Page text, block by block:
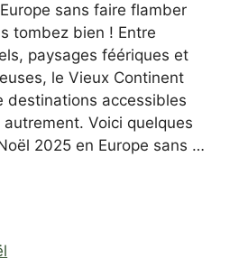
sans faire flamber
tombez bien ! Entre
paysages féériques et
le Vieux Continent
destinations accessibles
Voici quelques
2025 en Europe sans …